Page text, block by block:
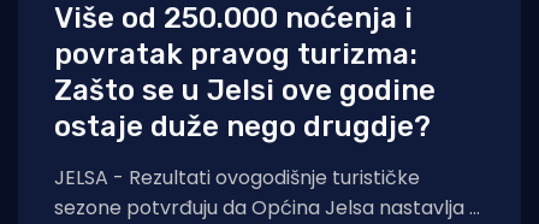
Više od 250.000 noćenja i
povratak pravog turizma:
Zašto se u Jelsi ove godine
ostaje duže nego drugdje?
JELSA - Rezultati ovogodišnje turističke
sezone potvrđuju da Općina Jelsa nastavlja u